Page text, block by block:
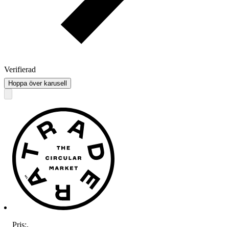
Verifierad
Hoppa över karusell
Pris:.